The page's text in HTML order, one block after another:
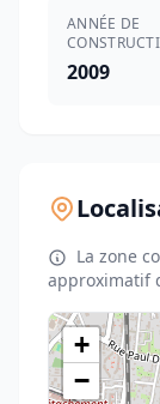
ANNÉE DE
2009
La zone
approximatif
+
−